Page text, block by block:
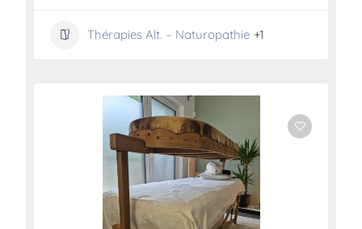
Thérapies Alt. – Naturopathie +1